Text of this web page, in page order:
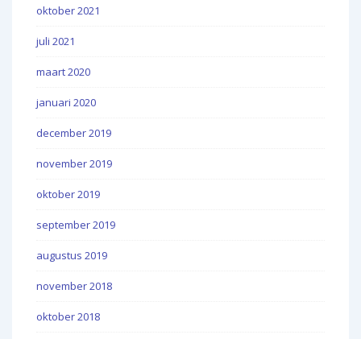
oktober 2021
juli 2021
maart 2020
januari 2020
december 2019
november 2019
oktober 2019
september 2019
augustus 2019
november 2018
oktober 2018